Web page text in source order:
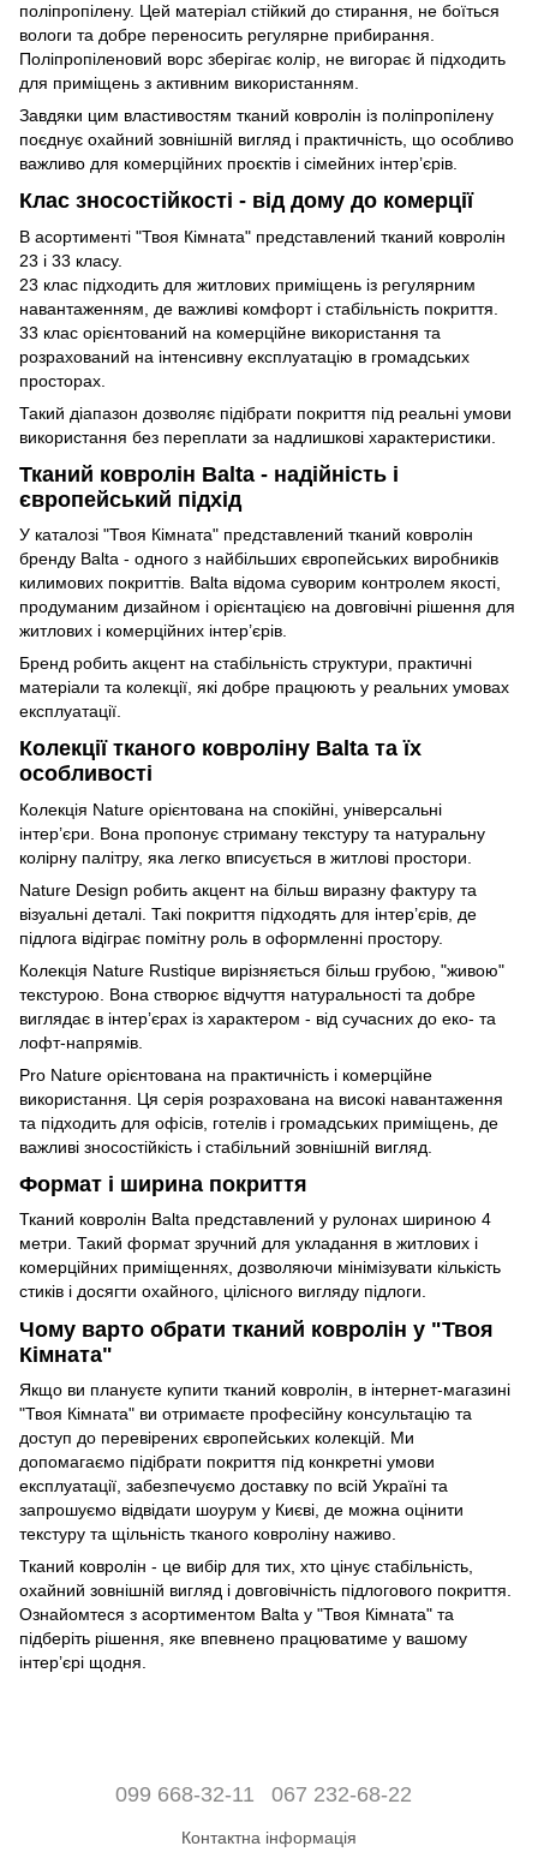
поліпропілену. Цей матеріал стійкий до стирання, не боїться
вологи та добре переносить регулярне прибирання.
Поліпропіленовий ворс зберігає колір, не вигорає й підходить
для приміщень з активним використанням.
Завдяки цим властивостям тканий ковролін із поліпропілену
поєднує охайний зовнішній вигляд і практичність, що особливо
важливо для комерційних проєктів і сімейних інтер’єрів.
Клас зносостійкості - від дому до комерції
В асортименті "Твоя Кімната" представлений тканий ковролін
23 і 33 класу.
23 клас підходить для житлових приміщень із регулярним
навантаженням, де важливі комфорт і стабільність покриття.
33 клас орієнтований на комерційне використання та
розрахований на інтенсивну експлуатацію в громадських
просторах.
Такий діапазон дозволяє підібрати покриття під реальні умови
використання без переплати за надлишкові характеристики.
Тканий ковролін Balta - надійність і
європейський підхід
У каталозі "Твоя Кімната" представлений тканий ковролін
бренду Balta - одного з найбільших європейських виробників
килимових покриттів. Balta відома суворим контролем якості,
продуманим дизайном і орієнтацією на довговічні рішення для
житлових і комерційних інтер’єрів.
Бренд робить акцент на стабільність структури, практичні
матеріали та колекції, які добре працюють у реальних умовах
експлуатації.
Колекції тканого ковроліну Balta та їх
особливості
Колекція Nature орієнтована на спокійні, універсальні
інтер’єри. Вона пропонує стриману текстуру та натуральну
колірну палітру, яка легко вписується в житлові простори.
Nature Design робить акцент на більш виразну фактуру та
візуальні деталі. Такі покриття підходять для інтер’єрів, де
підлога відіграє помітну роль в оформленні простору.
Колекція Nature Rustique вирізняється більш грубою, "живою"
текстурою. Вона створює відчуття натуральності та добре
виглядає в інтер’єрах із характером - від сучасних до еко- та
лофт-напрямів.
Pro Nature орієнтована на практичність і комерційне
використання. Ця серія розрахована на високі навантаження
та підходить для офісів, готелів і громадських приміщень, де
важливі зносостійкість і стабільний зовнішній вигляд.
Формат і ширина покриття
Тканий ковролін Balta представлений у рулонах шириною 4
метри. Такий формат зручний для укладання в житлових і
комерційних приміщеннях, дозволяючи мінімізувати кількість
стиків і досягти охайного, цілісного вигляду підлоги.
Чому варто обрати тканий ковролін у "Твоя
Кімната"
Якщо ви плануєте купити тканий ковролін, в інтернет-магазині
"Твоя Кімната" ви отримаєте професійну консультацію та
доступ до перевірених європейських колекцій. Ми
допомагаємо підібрати покриття під конкретні умови
експлуатації, забезпечуємо доставку по всій Україні та
запрошуємо відвідати шоурум у Києві, де можна оцінити
текстуру та щільність тканого ковроліну наживо.
Тканий ковролін - це вибір для тих, хто цінує стабільність,
охайний зовнішній вигляд і довговічність підлогового покриття.
Ознайомтеся з асортиментом Balta у "Твоя Кімната" та
підберіть рішення, яке впевнено працюватиме у вашому
інтер’єрі щодня.
099 668-32-11 067 232-68-22
Контактна інформація